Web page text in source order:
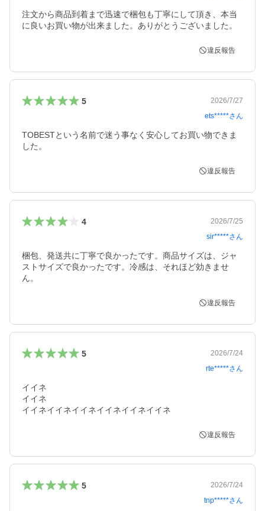
注文から商品到着まで迅速で梱包も丁寧にして頂き、本当
に良いお買い物が出来ました。ありがとうございました。
違反報告
5
2026/7/27
ets*****さん
TOBESTという名前で迷う事なく安心してお買い物できま
した。
違反報告
4
2026/7/25
sir*****さん
梱包、発送共に丁寧で良かったです。商品サイズは、ジャ
ストサイズで良かったです。冷感は、それほど効きませ
ん。
違反報告
5
2026/7/24
rte*****さん
イイネ
イイネ
イイネイイネイイネイイネイイネイイネ
違反報告
5
2026/7/24
tnp*****さん